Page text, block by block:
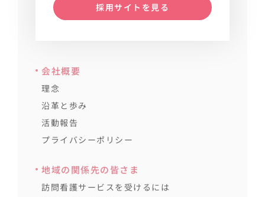
採用サイトを見る
会社概要
理念
沿革と歩み
活動報告
プライバシーポリシー
地域の関係先の皆さま
訪問看護サービスを受けるには